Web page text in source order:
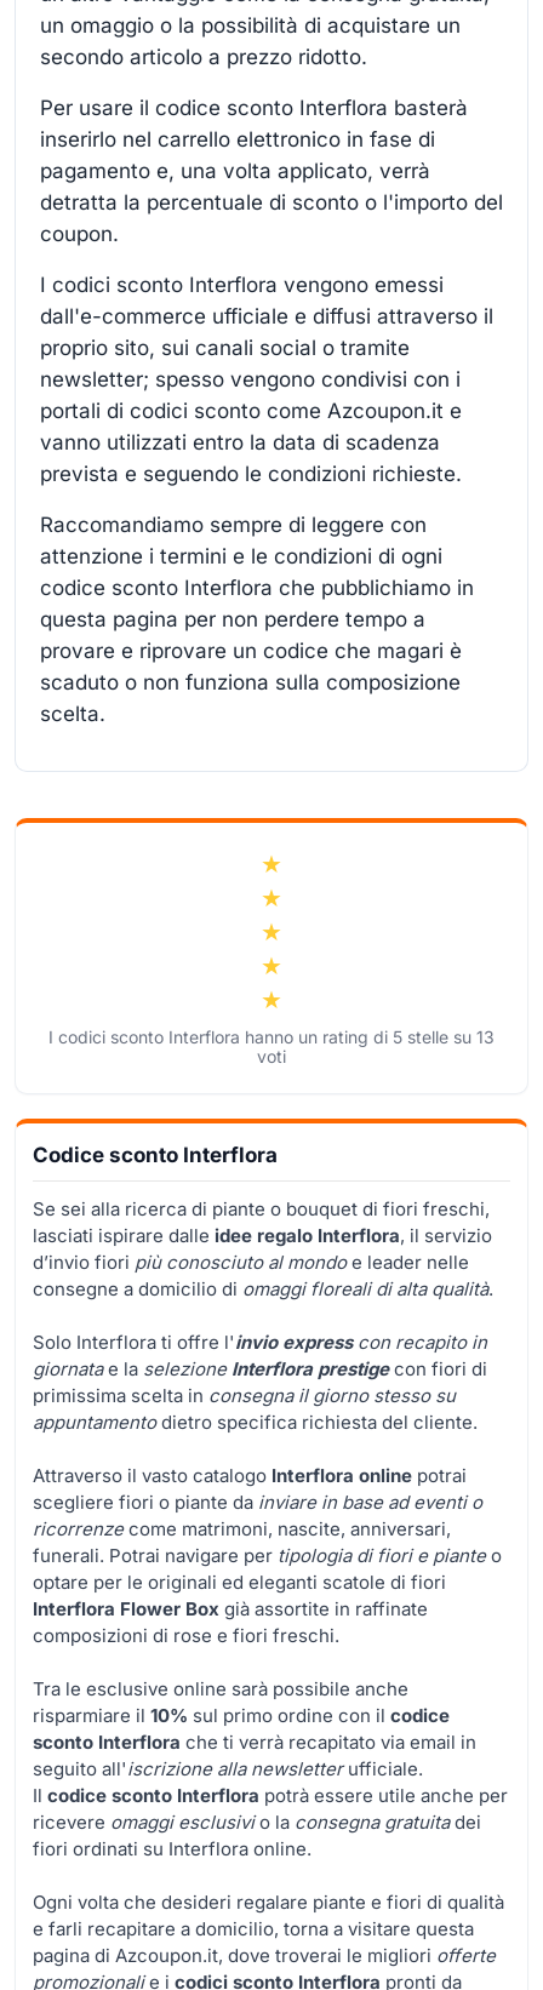
un omaggio o la possibilità di acquistare un
secondo articolo a prezzo ridotto.
Per usare il codice sconto Interflora basterà
inserirlo nel carrello elettronico in fase di
pagamento e, una volta applicato, verrà
detratta la percentuale di sconto o l'importo del
coupon.
I codici sconto Interflora vengono emessi
dall'e-commerce ufficiale e diffusi attraverso il
proprio sito, sui canali social o tramite
newsletter; spesso vengono condivisi con i
portali di codici sconto come Azcoupon.it e
vanno utilizzati entro la data di scadenza
prevista e seguendo le condizioni richieste.
Raccomandiamo sempre di leggere con
attenzione i termini e le condizioni di ogni
codice sconto Interflora che pubblichiamo in
questa pagina per non perdere tempo a
provare e riprovare un codice che magari è
scaduto o non funziona sulla composizione
scelta.
I codici sconto Interflora hanno un rating di 5 stelle su 13
voti
Codice sconto Interflora
Se sei alla ricerca di piante o bouquet di fiori freschi,
lasciati ispirare dalle idee regalo Interflora, il servizio
d’invio fiori più conosciuto al mondoe leader nelle
consegne a domicilio di omaggi floreali di alta qualità.
Solo Interflora ti offre l'invio expresscon recapito in
giornatae la selezione Interflora prestigecon fiori di
primissima scelta in consegna il giorno stesso su
appuntamentodietro specifica richiesta del cliente.
Attraverso il vasto catalogo Interflora online potrai
scegliere fiori o piante da inviare in base ad eventi o
ricorrenzecome matrimoni, nascite, anniversari,
funerali. Potrai navigare per tipologia di fiori e pianteo
optare per le originali ed eleganti scatole di fiori
Interflora Flower Box già assortite in raffinate
composizioni di rose e fiori freschi.
Tra le esclusive online sarà possibile anche
risparmiare il 10% sul primo ordine con il codice
sconto Interflora che ti verrà recapitato via email in
seguito all'iscrizione alla newsletterufficiale.
Il codice sconto Interflora potrà essere utile anche per
ricevere omaggi esclusivio la consegna gratuitadei
fiori ordinati su Interflora online.
Ogni volta che desideri regalare piante e fiori di qualità
e farli recapitare a domicilio, torna a visitare questa
pagina di Azcoupon.it, dove troverai le migliori offerte
promozionalie i codici sconto Interflora pronti da